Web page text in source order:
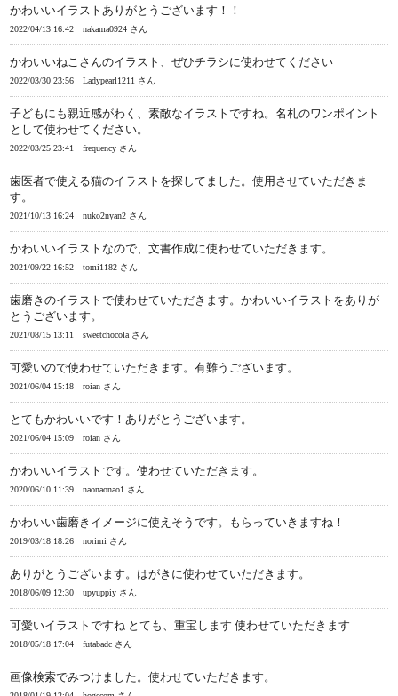
かわいいイラストありがとうございます！！
2022/04/13 16:42 nakama0924 さん
かわいいねこさんのイラスト、ぜひチラシに使わせてください
2022/03/30 23:56 Ladypearl1211 さん
子どもにも親近感がわく、素敵なイラストですね。名札のワンポイント
として使わせてください。
2022/03/25 23:41 frequency さん
歯医者で使える猫のイラストを探してました。使用させていただきま
す。
2021/10/13 16:24 nuko2nyan2 さん
かわいいイラストなので、文書作成に使わせていただきます。
2021/09/22 16:52 tomi1182 さん
歯磨きのイラストで使わせていただきます。かわいいイラストをありが
とうございます。
2021/08/15 13:11 sweetchocola さん
可愛いので使わせていただきます。有難うございます。
2021/06/04 15:18 roian さん
とてもかわいいです！ありがとうございます。
2021/06/04 15:09 roian さん
かわいいイラストです。使わせていただきます。
2020/06/10 11:39 naonaonao1 さん
かわいい歯磨きイメージに使えそうです。もらっていきますね！
2019/03/18 18:26 norimi さん
ありがとうございます。はがきに使わせていただきます。
2018/06/09 12:30 upyuppiy さん
可愛いイラストですね とても、重宝します 使わせていただきます
2018/05/18 17:04 futabadc さん
画像検索でみつけました。使わせていただきます。